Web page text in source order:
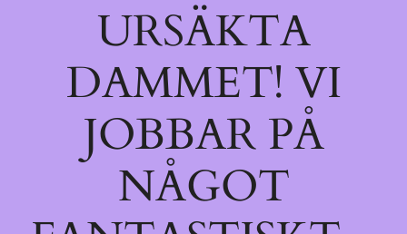
URSÄKTA
DAMMET! VI
JOBBAR PÅ
NÅGOT